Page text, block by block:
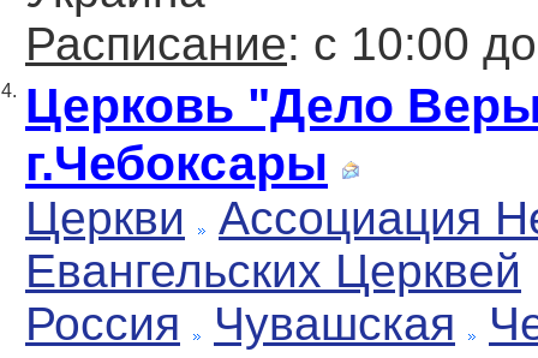
Расписание: с 10:00
4. Церковь "Дело
г.Чебоксары
Церкви
Ассоциация
Евангельских Церквей
Россия
Чувашская